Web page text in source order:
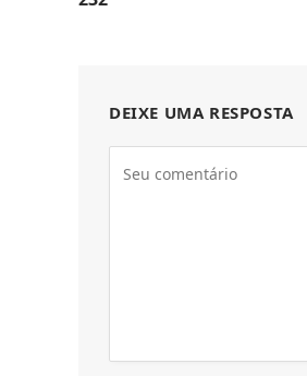
DEIXE UMA RESPOSTA